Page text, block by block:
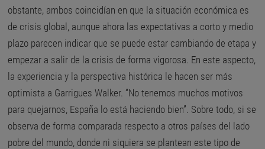
obstante, ambos coincidían en que la situación económica es
de crisis global, aunque ahora las expectativas a corto y medio
plazo parecen indicar que se puede estar cambiando de etapa y
empezar a salir de la crisis de forma vigorosa. En este aspecto,
la experiencia y la perspectiva histórica le hacen ser más
optimista a Garrigues Walker. “No tenemos muchos motivos
para quejarnos, España lo está haciendo bien”. Sobre todo, si se
observa de forma comparada respecto a otros países del lado
pobre del mundo, donde ni siquiera se plantean este tipo de